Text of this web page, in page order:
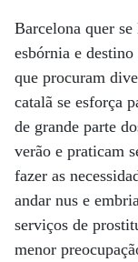
Barcelona quer
esbórnia e
que procuram
catalã se esforça
de grande parte
verão e praticam
fazer as
andar nus e
serviços de
menor